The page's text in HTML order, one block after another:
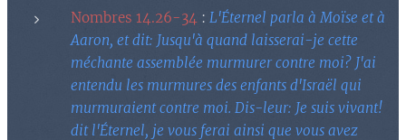
Nombres 14.26-34 : L'Éternel parla à Moïse et à
Aaron, et dit: Jusqu'à quand laisserai-je cette
méchante assemblée murmurer contre moi? J'ai
entendu les murmures des enfants d'Israël qui
murmuraient contre moi. Dis-leur: Je suis vivant!
dit l'Éternel, je vous ferai ainsi que vous avez